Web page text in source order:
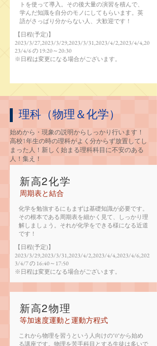
トを使って導入。その後大量の演習を積んで、
学んだ知識を自分のモノにしてもらいます。英
語がさっぱり分からない人、大歓迎です！
【日程(予定)】
2023/3/27,2023/3/29,2023/3/31,2023/4/2,2023/4/4,20
23/4/6 の 19:20～20:30
​※日程は変更になる場合がございます。
​理科（物理＆化学）
始めから・現象の説明からしっかり行います！
​高校1年生の時の理科がよく分からず放置してし
まった人！新しく始まる理科科目に不安のある
人！集え！
新高2化学
​周期表と結合
化学を勉強するにもまずは基礎知識が必要です。
その根本である周期表を細かく見て、しっかり理
解しましょう。それが化学をできる様になる近道
です！
【日程(予定)】
2023/3/29,2023/3/31,2023/4/2,2023/4/4,2023/4/6,202
3/4/7 の 16:40～17:50
​※日程は変更になる場合がございます。
新高2物理
等加速度運動と運動方程式
これから物理を習うという人向けの"0"から始め
る講座です。物理を苦手科目とする生徒は多いで